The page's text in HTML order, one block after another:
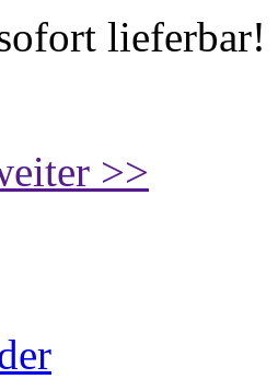
lieferbar!
>>